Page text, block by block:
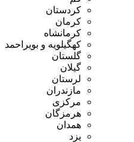
کردستان
کرمان
کرمانشاه
کهگیلویه و بویراحمد
گلستان
گیلان
لرستان
مازندران
مرکزی
هرمزگان
همدان
یزد